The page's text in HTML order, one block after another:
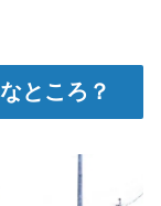
ところ？